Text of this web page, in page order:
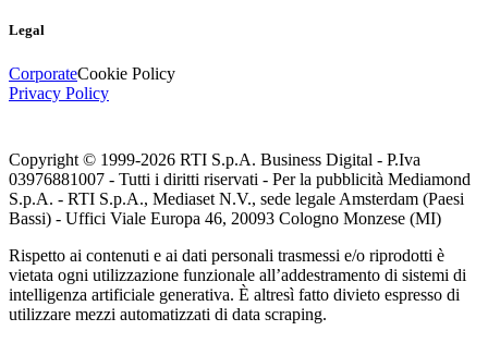
Legal
CorporateCookie Policy
Privacy Policy
Copyright © 1999-2026 RTI S.p.A. Business Digital - P.Iva
03976881007 - Tutti i diritti riservati - Per la pubblicità Mediamond
S.p.A. - RTI S.p.A., Mediaset N.V., sede legale Amsterdam (Paesi
Bassi) - Uffici Viale Europa 46, 20093 Cologno Monzese (MI)
Rispetto ai contenuti e ai dati personali trasmessi e/o riprodotti è
vietata ogni utilizzazione funzionale all’addestramento di sistemi di
intelligenza artificiale generativa. È altresì fatto divieto espresso di
utilizzare mezzi automatizzati di data scraping.